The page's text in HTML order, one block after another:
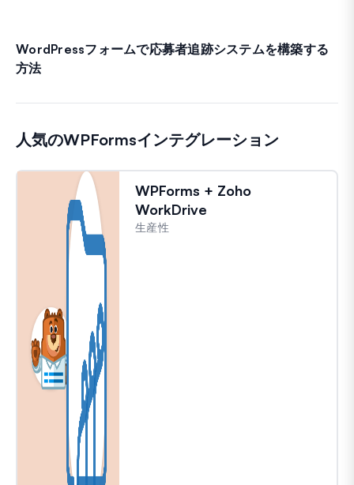
WordPressフォームで応募者追跡システムを構築する
方法
人気のWPFormsインテグレーション
WPForms + Zoho
WorkDrive
生産性